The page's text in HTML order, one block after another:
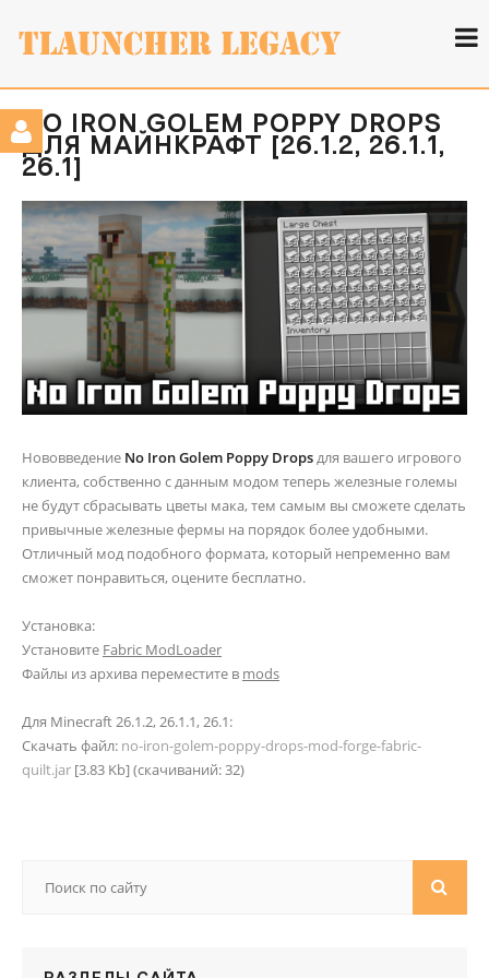
NO IRON GOLEM POPPY DROPS
ДЛЯ МАЙНКРАФТ [26.1.2, 26.1.1,
26.1]
Нововведение No Iron Golem Poppy Dropsдля вашего игрового
клиента, собственно с данным модом теперь железные големы
не будут сбрасывать цветы мака, тем самым вы сможете сделать
привычные железные фермы на порядок более удобными.
Отличный мод подобного формата, который непременно вам
сможет понравиться, оцените бесплатно.
Установка:
Установите Fabric ModLoader
Файлы из архива переместите в mods
Для Minecraft 26.1.2, 26.1.1, 26.1:
Скачать файл: no-iron-golem-poppy-drops-mod-forge-fabric-
quilt.jar [3.83 Kb] (cкачиваний: 32)